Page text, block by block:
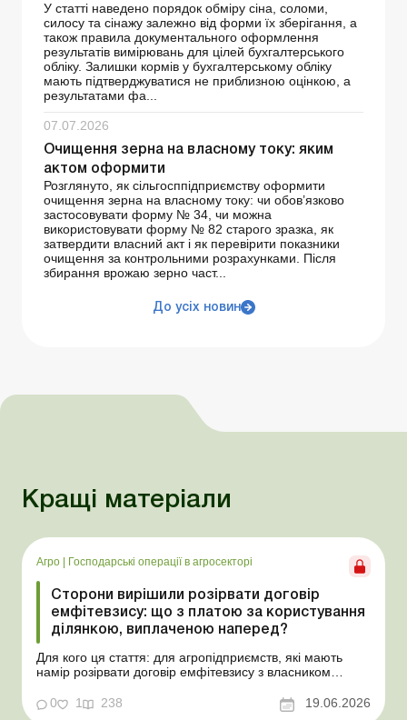
У статті наведено порядок обміру сіна, соломи,
силосу та сінажу залежно від форми їх зберігання, а
також правила документального оформлення
результатів вимірювань для цілей бухгалтерського
обліку. Залишки кормів у бухгалтерському обліку
мають підтверджуватися не приблизною оцінкою, а
результатами фа...
07.07.2026
Очищення зерна на власному току: яким
актом оформити
Розглянуто, як сільгосппідприємству оформити
очищення зерна на власному току: чи обов’язково
застосовувати форму № 34, чи можна
використовувати форму № 82 старого зразка, як
затвердити власний акт і як перевірити показники
очищення за контрольними розрахунками. Після
збирання врожаю зерно част...
До усіх новин
Кращі матеріали
Агро Господарські операції в агросекторі
Сторони вирішили розірвати договір
емфітевзису: що з платою за користування
ділянкою, виплаченою наперед?
Для кого ця стаття: для агропідприємств, які мають
намір розірвати договір емфітевзису з власником
ситуацію тим, що плата за користування земельною
ділянкою була виплачена власнику наперед за декілька
0 1 238 19.06.2026